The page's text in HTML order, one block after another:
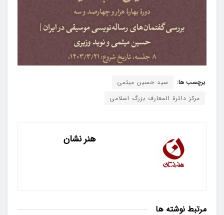
برچسب ها:
سید حسین میثمی
مرکز دائرة المعارف بزرگ اسلامی
هنر نشان
مرتبط نوشته ها